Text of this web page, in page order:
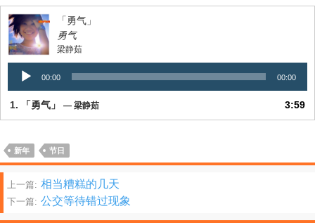
「勇气」
勇气
梁静茹
00:00 00:00
1. 「勇气」 — 梁静茹 3:59
新年 节日
文
章
上一篇: 相当糟糕的几天
下一篇: 公交等待错过现象